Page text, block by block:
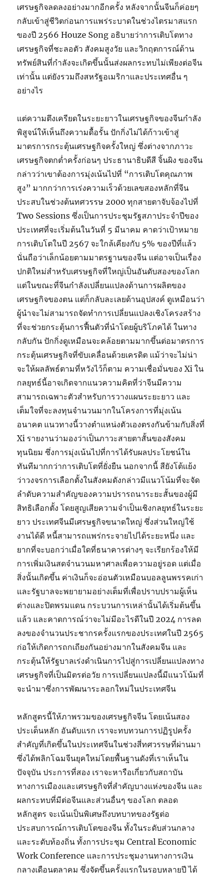
เศรษฐกิจลดลงอย่างมากอีกครั้ง หลังจากนั้นจีนก็ค่อยๆ
กลับเข้าสู่ชีวิตก่อนการแพร่ระบาดในช่วงไตรมาสแรก
ของปี 2566 Houze Song อธิบายว่าการเติบโตทาง
เศรษฐกิจที่ชะลอตัว สังคมสูงวัย และวิกฤตการณ์ด้าน
ทรัพย์สินที่กำลังจะเกิดขึ้นนั้นส่งผลกระทบไม่เพียงต่อจีน
เท่านั้น แต่ยังรวมถึงสหรัฐอเมริกาและประเทศอื่น ๆ
อย่างไร
แต่ความตึงเครียดในระยะยาวในเศรษฐกิจของจีนกำลัง
พิสูจน์ให้เห็นถึงความดื้อรั้น ปักกิ่งไม่ได้ก้าวเข้าสู่
มาตรการกระตุ้นเศรษฐกิจครั้งใหญ่ ซึ่งต่างจากภาวะ
เศรษฐกิจตกต่ำครั้งก่อนๆ ประธานาธิบดีสี จิ้นผิง ของจีน
กล่าวว่าเขาต้องการมุ่งเน้นไปที่ “การเติบโตคุณภาพ
สูง” มากกว่าการเร่งความเร็วด้วยเลขสองหลักที่จีน
ประสบในช่วงต้นทศวรรษ 2000 ทุกสายตาจับจ้องไปที่
Two Sessions ซึ่งเป็นการประชุมรัฐสภาประจำปีของ
ประเทศที่จะเริ่มต้นในวันที่ 5 มีนาคม คาดว่าเป้าหมาย
การเติบโตในปี 2567 จะใกล้เคียงกับ 5% ของปีที่แล้ว
นั่นถือว่าเล็กน้อยตามมาตรฐานของจีน แต่อาจเป็นเรื่อง
ปกติใหม่สำหรับเศรษฐกิจที่ใหญ่เป็นอันดับสองของโลก
แต่ในขณะที่จีนกำลังเปลี่ยนแปลงด้านการผลิตของ
เศรษฐกิจของตน แต่ก็กลับละเลยด้านอุปสงค์ ดูเหมือนว่า
ผู้นำจะไม่สามารถจัดทำการเปลี่ยนแปลงเชิงโครงสร้าง
ที่จะช่วยกระตุ้นการฟื้นตัวที่นำโดยผู้บริโภคได้ ในทาง
กลับกัน ปักกิ่งดูเหมือนจะคล้อยตามมากขึ้นต่อมาตรการ
กระตุ้นเศรษฐกิจที่ขับเคลื่อนด้วยเครดิต แม้ว่าจะไม่น่า
จะให้ผลลัพธ์ตามที่หวังไว้ก็ตาม ความเชื่อมั่นของ Xi ใน
กลยุทธ์นี้อาจเกิดจากแนวความคิดที่ว่าจีนมีความ
สามารถเฉพาะตัวสำหรับการวางแผนระยะยาว และ
เต็มใจที่จะลงทุนจำนวนมากในโครงการที่มุ่งเน้น
อนาคต แนวทางนี้วางตำแหน่งตัวเองตรงกันข้ามกับสิ่งที่
Xi รายงานว่ามองว่าเป็นภาวะสายตาสั้นของสังคม
ทุนนิยม ซึ่งการมุ่งเน้นไปที่การได้รับผลประโยชน์ใน
ทันทีมากกว่าการเติบโตที่ยั่งยืน นอกจากนี้ สียังโต้แย้ง
ว่าวงจรการเลือกตั้งในสังคมดังกล่าวมีแนวโน้มที่จะจัด
ลำดับความสำคัญของความปรารถนาระยะสั้นของผู้มี
สิทธิเลือกตั้ง โดยสูญเสียความจำเป็นเชิงกลยุทธ์ในระยะ
ยาว ประเทศจีนมีเศรษฐกิจขนาดใหญ่ ซึ่งส่วนใหญ่ใช้
งานได้ดี หนี้สามารถแพร่กระจายไปได้ระยะหนึ่ง และ
ยากที่จะบอกว่าเมื่อใดที่ธนาคารต่างๆ จะเรียกร้องให้มี
การเพิ่มเงินสดจำนวนมหาศาลเพื่อความอยู่รอด แต่เมื่อ
สิ่งนั้นเกิดขึ้น ค่าเงินก็จะอ่อนตัวเหมือนบอลลูนพรรคเก่า
และรัฐบาลจะพยายามอย่างเต็มที่เพื่อปราบปรามผู้เห็น
ต่างและปิดพรมแดน กระบวนการเหล่านั้นได้เริ่มต้นขึ้น
แล้ว และคาดการณ์ว่าจะไม่มีอะไรดีในปี 2024 การลด
ลงของจำนวนประชากรครั้งแรกของประเทศในปี 2565
ก่อให้เกิดการถกเถียงกันอย่างมากในสังคมจีน และ
กระตุ้นให้รัฐบาลเร่งดำเนินการไปสู่การเปลี่ยนแปลงทาง
เศรษฐกิจที่เป็นมิตรต่อวัย การเปลี่ยนแปลงนี้มีแนวโน้มที่
จะนำมาซึ่งการพัฒนาระลอกใหม่ในประเทศจีน
หลักสูตรนี้ให้ภาพรวมของเศรษฐกิจจีน โดยเน้นสอง
ประเด็นหลัก อันดับแรก เราจะทบทวนการปฏิรูปครั้ง
สำคัญที่เกิดขึ้นในประเทศจีนในช่วงสี่ทศวรรษที่ผ่านมา
ซึ่งได้พลิกโฉมจีนยุคใหม่โดยพื้นฐานดังที่เราเห็นใน
ปัจจุบัน ประการที่สอง เราจะหารือเกี่ยวกับสถาบัน
ทางการเมืองและเศรษฐกิจที่สำคัญบางแห่งของจีน และ
ผลกระทบที่มีต่อจีนและส่วนอื่นๆ ของโลก ตลอด
หลักสูตร จะเน้นเป็นพิเศษถึงบทบาทของรัฐต่อ
ประสบการณ์การเติบโตของจีน ทั้งในระดับส่วนกลาง
และระดับท้องถิ่น ทั้งการประชุม Central Economic
Work Conference และการประชุมงานทางการเงิน
กลางเดือนตุลาคม ซึ่งจัดขึ้นครั้งแรกในรอบหลายปี ได้